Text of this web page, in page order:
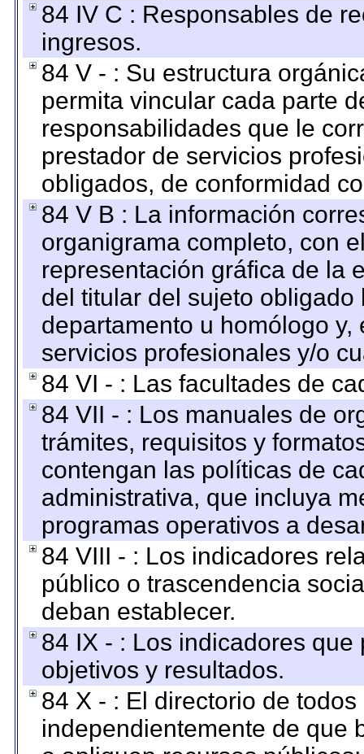
84 IV C : Responsables de
ingresos.
84 V - : Su estructura
permita vincular cada parte
responsabilidades que le
prestador de servicios
obligados, de conformidad
84 V B : La información
organigrama completo, con
representación gráfica de la
del titular del sujeto
departamento u homólogo
servicios profesionales y/o
84 VI - : Las facultades de
84 VII - : Los manuales de
trámites, requisitos y
contengan las políticas de
administrativa, que incluya
programas operativos a
84 VIII - : Los indicadores
público o trascendencia
deban establecer.
84 IX - : Los indicadores
objetivos y resultados.
84 X - : El directorio de
independientemente de que